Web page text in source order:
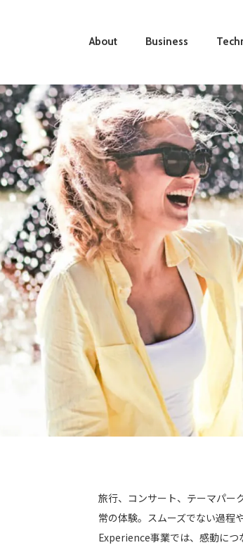
About Business
旅行、コンサート、テーマパー
常の体験。スムーズでない過程
Experience事業では、感動につ